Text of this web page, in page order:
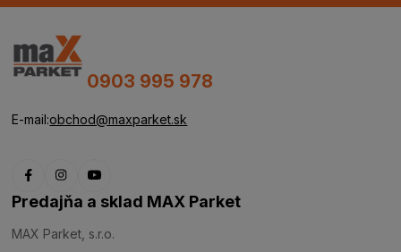
0903 995 978
E-mail:obchod@maxparket.sk
Predajňa a sklad MAX Parket
MAX Parket, s.r.o.